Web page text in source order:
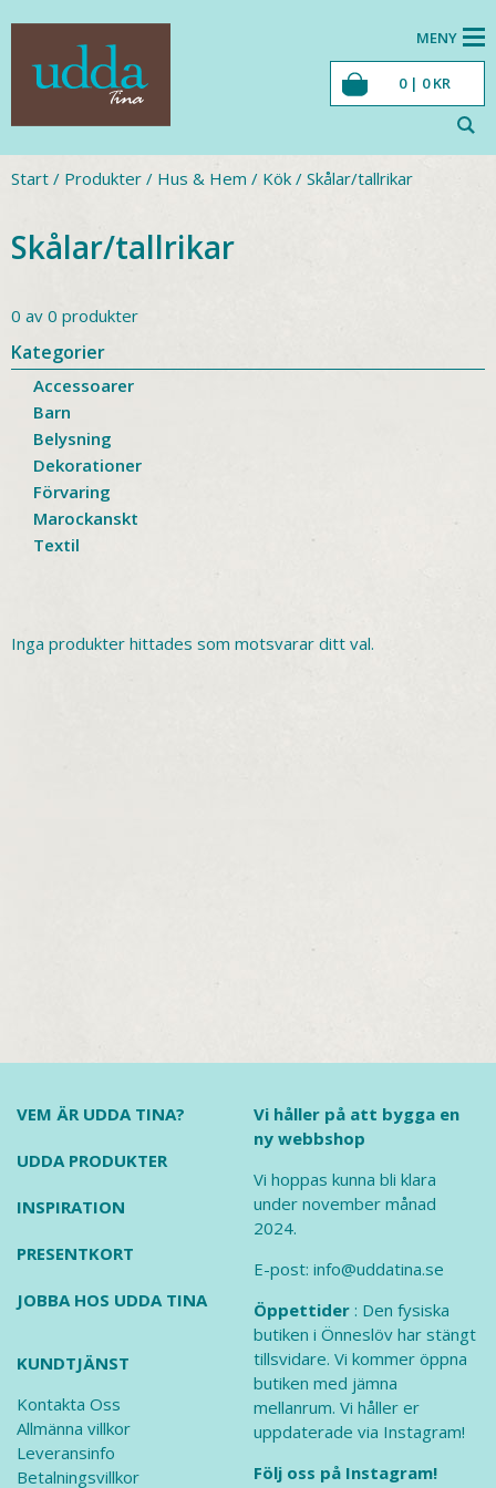
MENY
0 | 0KR
Start / Produkter / Hus & Hem / Kök / Skålar/tallrikar
Skålar/tallrikar
0 av 0 produkter
Kategorier
Accessoarer
Barn
Belysning
Dekorationer
Förvaring
Marockanskt
Textil
Inga produkter hittades som motsvarar ditt val.
VEM ÄR UDDA TINA?
UDDA PRODUKTER
INSPIRATION
PRESENTKORT
JOBBA HOS UDDA TINA
KUNDTJÄNST
Kontakta Oss
Allmänna villkor
Leveransinfo
Betalningsvillkor
Vi håller på att bygga en
ny webbshop
Vi hoppas kunna bli klara
under november månad
2024.
E-post: info@uddatina.se
Öppettider : Den fysiska
butiken i Önneslöv har stängt
tillsvidare. Vi kommer öppna
butiken med jämna
mellanrum. Vi håller er
uppdaterade via Instagram!
Följ oss på Instagram!